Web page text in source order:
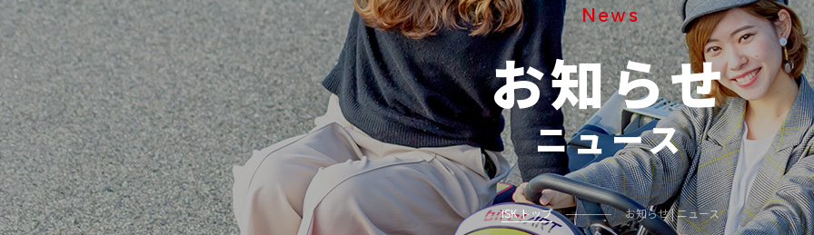
News
お知らせ
ニュース
ISK トップ お知らせ | ニュース